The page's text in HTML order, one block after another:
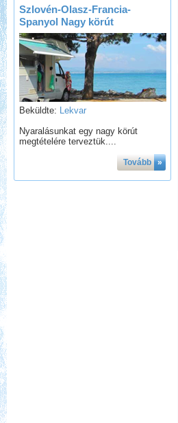
Szlovén-Olasz-Francia-
Spanyol Nagy körút
Beküldte: Lekvar
Nyaralásunkat egy nagy körút
megtételére terveztük....
Tovább »